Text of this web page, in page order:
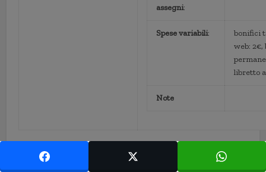
assegni:
Spese variabili:
bonifici
web:
libretto
Note
Alcune note su questa tabella (un
, se volete): per
quanto abbia cercato di inserire dati aggiornati e corretti,